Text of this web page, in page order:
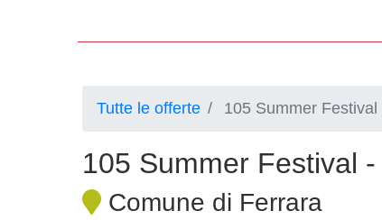
Tutte le offerte 105 Summer
105 Summer Festival
Comune di Ferrara